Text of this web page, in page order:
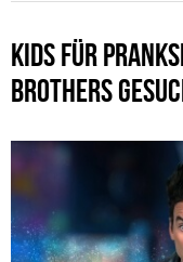
KIDS FÜR
BROTHERS